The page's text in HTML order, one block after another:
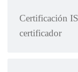
Certificación
certificador